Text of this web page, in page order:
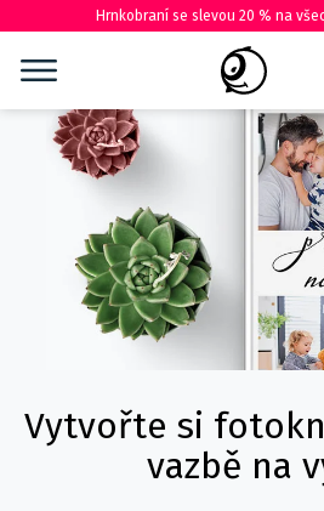
Hrnkobraní se slevou 20 % na
Vytvořte si
vazbě na